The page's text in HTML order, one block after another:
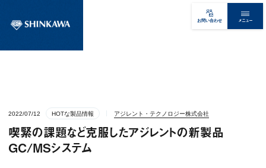
お問い合わせ メニュー
2022/07/12 HOTな製品情報 アジレント・テクノロジー株式会社
喫緊の課題など克服したアジレントの新製品
GC/MSシステム